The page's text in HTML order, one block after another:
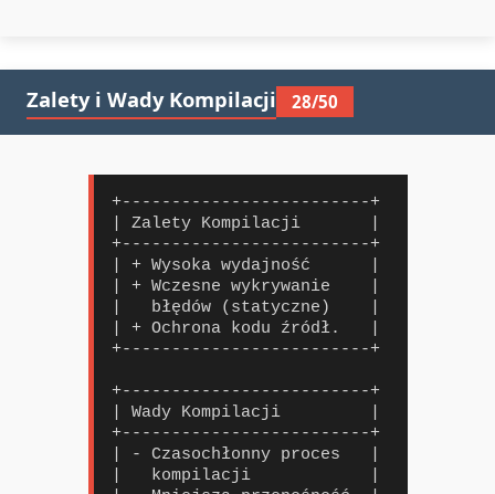
Zalety i Wady Kompilacji 28/50
+-------------------------+
| Zalety Kompilacji       |
+-------------------------+
| + Wysoka wydajność      |
| + Wczesne wykrywanie    |
|   błędów (statyczne)    |
| + Ochrona kodu źródł.   |
+-------------------------+
+-------------------------+
| Wady Kompilacji         |
+-------------------------+
| - Czasochłonny proces   |
|   kompilacji            |